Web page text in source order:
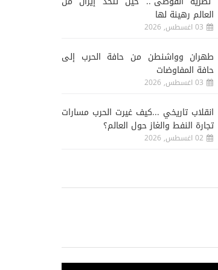
العالم رهينة لها
03 اغسطس, 2026
طهران وواشنطن من حافة الحرب إلى
حافة المفاوضات
03 اغسطس, 2026
انقلاب تاريخي ...كيف غيرت الحرب مسارات
تجارة النفط والغاز حول العالم؟
02 اغسطس, 2026